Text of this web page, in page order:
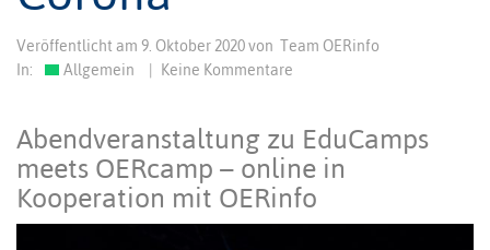
Veröffentlicht am 9. Oktober 2020von Team OERinfo
In:
Allgemein Keine Kommentare
Abendveranstaltung zu EduCamps
meets OERcamp – online in
Kooperation mit OERinfo